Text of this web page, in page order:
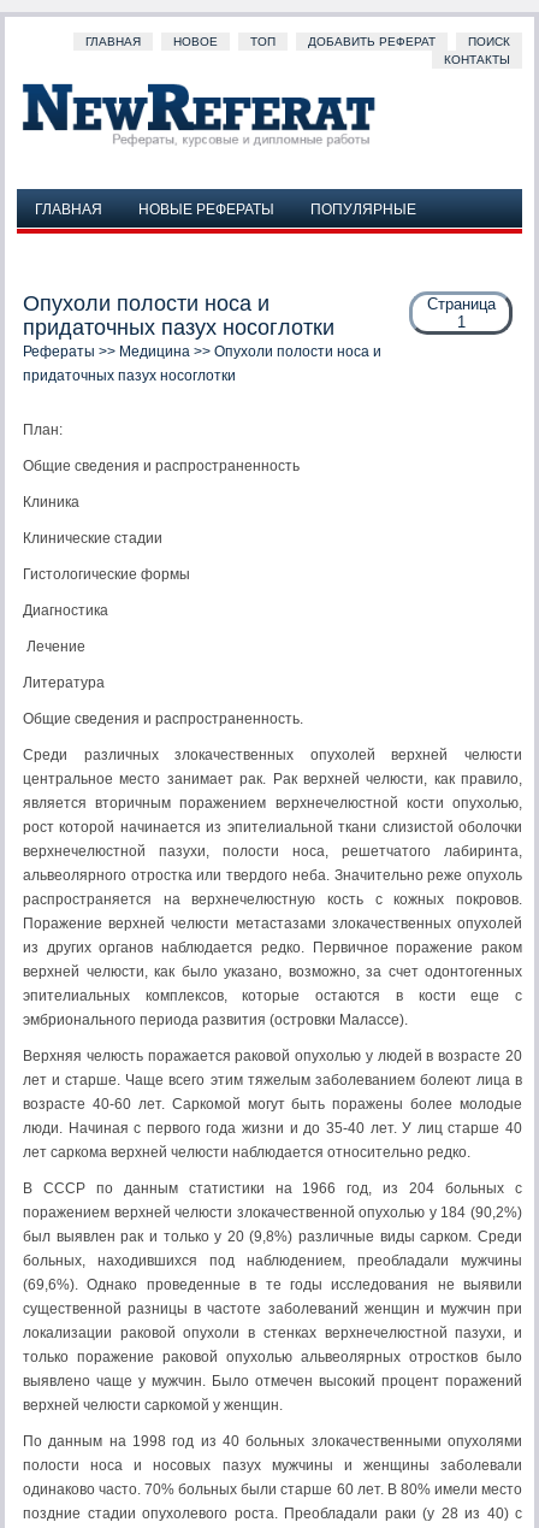
ГЛАВНАЯ НОВОЕ ТОП ДОБАВИТЬ РЕФЕРАТ
ПОИСК
КОНТАКТЫ
ГЛАВНАЯ НОВЫЕ РЕФЕРАТЫ
ПОПУЛЯРНЫЕ
Страница
1
Опухоли полости носа и
придаточных пазух носоглотки
Рефераты >> Медицина >> Опухоли полости носа и
придаточных пазух носоглотки
План:
Общие сведения и распространенность
Клиника
Клинические стадии
Гистологические формы
Диагностика
Лечение
Литература
Общие сведения и распространенность.
Среди различных злокачественных опухолей верхней челюсти
центральное место занимает рак. Рак верхней челюсти, как правило,
является вторичным поражением верхнечелюстной кости опухолью,
рост которой начинается из эпителиальной ткани слизистой оболочки
верхнечелюстной пазухи, полости носа, решетчатого лабиринта,
альвеолярного отростка или твердого неба. Значительно реже опухоль
распространяется на верхнечелюстную кость с кожных покровов.
Поражение верхней челюсти метастазами злокачественных опухолей
из других органов наблюдается редко. Первичное поражение раком
верхней челюсти, как было указано, возможно, за счет одонтогенных
эпителиальных комплексов, которые остаются в кости еще с
эмбрионального периода развития (островки Малассе).
Верхняя челюсть поражается раковой опухолью у людей в возрасте 20
лет и старше. Чаще всего этим тяжелым заболеванием болеют лица в
возрасте 40-60 лет. Саркомой могут быть поражены более молодые
люди. Начиная с первого года жизни и до 35-40 лет. У лиц старше 40
лет саркома верхней челюсти наблюдается относительно редко.
В СССР по данным статистики на 1966 год, из 204 больных с
поражением верхней челюсти злокачественной опухолью у 184 (90,2%)
был выявлен рак и только у 20 (9,8%) различные виды сарком. Среди
больных, находившихся под наблюдением, преобладали мужчины
(69,6%). Однако проведенные в те годы исследования не выявили
существенной разницы в частоте заболеваний женщин и мужчин при
локализации раковой опухоли в стенках верхнечелюстной пазухи, и
только поражение раковой опухолью альвеолярных отростков было
выявлено чаще у мужчин. Было отмечен высокий процент поражений
верхней челюсти саркомой у женщин.
По данным на 1998 год из 40 больных злокачественными опухолями
полости носа и носовых пазух мужчины и женщины заболевали
одинаково часто. 70% больных были старше 60 лет. В 80% имели место
поздние стадии опухолевого роста. Преобладали раки (у 28 из 40) с